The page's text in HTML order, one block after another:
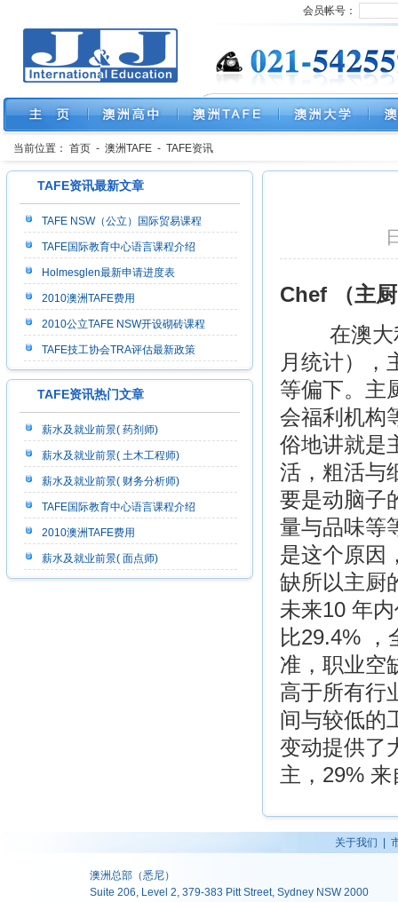
会员帐号：
当前位置： 首页 - 澳洲TAFE - TAFE资讯
TAFE资讯最新文章
TAFE NSW（公立）国际贸易课程
TAFE国际教育中心语言课程介绍
Holmesglen最新申请进度表
2010澳洲TAFE费用
2010公立TAFE NSW开设砌砖课程
TAFE技工协会TRA评估最新政策
TAFE资讯热门文章
薪水及就业前景( 药剂师)
薪水及就业前景( 土木工程师)
薪水及就业前景( 财务分析师)
TAFE国际教育中心语言课程介绍
2010澳洲TAFE费用
薪水及就业前景( 面点师)
Chef （主
在澳大利
月统计），
等偏下。主
会福利机构
俗地讲就是
活，粗活与
要是动脑子
量与品味等
是这个原因
缺所以主厨
未来10 年
比29.4%
准，职业空
高于所有行
间与较低的
变动提供了
主，29%
关于我们
澳洲总部（悉尼）
Suite 206, Level 2, 379-383 Pitt Street, Sydney NSW 2000